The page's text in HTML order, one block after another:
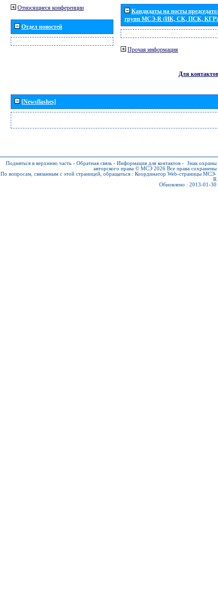
Относящиеся конференции
Отдел новостей
Кандидаты на посты
групп МСЭ-R (ИК, СК, ПСК, КГР)
Прочая информация
Для контактов
[Newsflashes]
Подняться в верхнюю часть - Обратная связь - Информация для контактов - Знак охраны
авторского права © МСЭ 2026 Все права сохранены
По вопросам, связанным с этой страницей, обращаться : Координатор Web-страницы МСЭ-
R
Обновлено : 2013-01-30